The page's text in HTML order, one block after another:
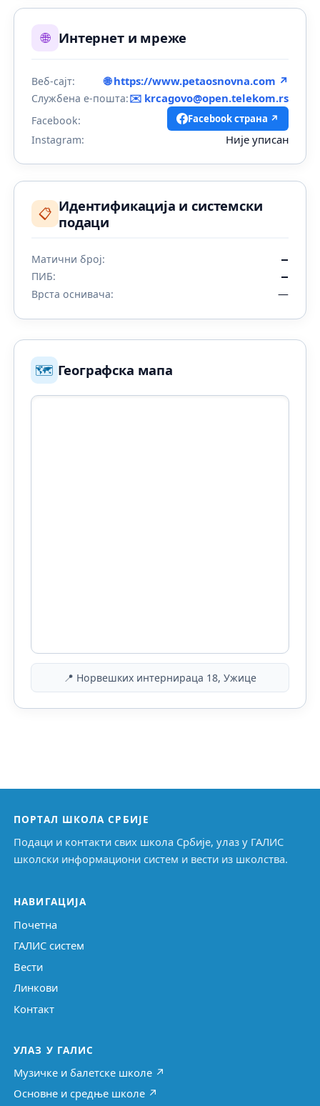
🌐 Интернет и мреже
Веб-сајт: 🌐 https://www.petaosnovna.com ↗
Службена е-пошта:✉️ krcagovo@open.telekom.rs
Facebook: Facebook страна ↗
Instagram: Није уписан
📋 Идентификација и системски
подаци
Матични број: —
ПИБ: —
Врста оснивача: —
🗺️ Географска мапа
📍 Норвешких интернираца 18, Ужице
ПОРТАЛ ШКОЛА СРБИЈЕ
Подаци и контакти свих школа Србије, улаз у ГАЛИС
школски информациони систем и вести из школства.
НАВИГАЦИЈА
Почетна
ГАЛИС систем
Вести
Линкови
Контакт
УЛАЗ У ГАЛИС
Музичке и балетске школе ↗
Основне и средње школе ↗